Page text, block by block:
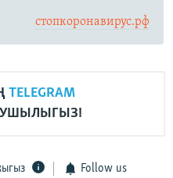
стопкоронавирус.рф
TELEGRAM
Follow us